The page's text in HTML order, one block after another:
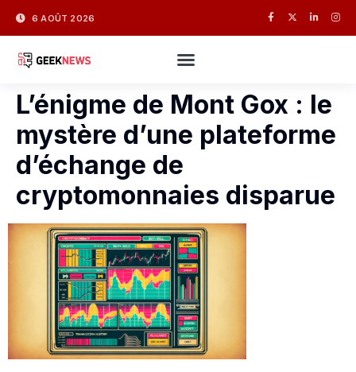
6 AOÛT 2026
L’énigme de Mont Gox : le
mystère d’une plateforme
d’échange de
cryptomonnaies disparue